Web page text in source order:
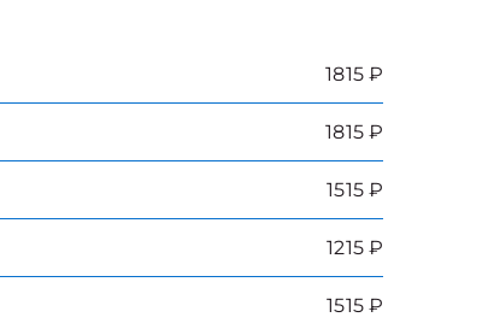
1815 ₽
1815 ₽
1515 ₽
1215 ₽
1515 ₽